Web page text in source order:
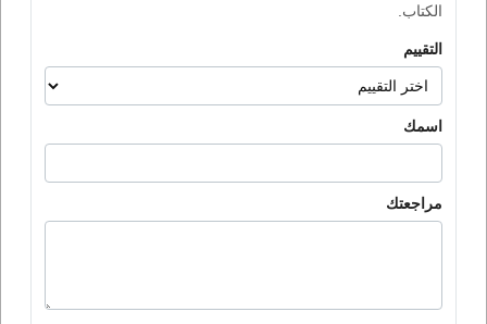
الكتاب.
التقييم
اسمك
مراجعتك